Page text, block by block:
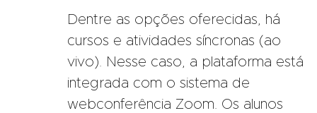
Dentre as opções oferecidas, há
cursos e atividades síncronas (ao
vivo). Nesse caso, a plataforma está
integrada com o sistema de
webconferência Zoom. Os alunos